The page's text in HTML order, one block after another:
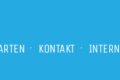
KONTAKT INTERN